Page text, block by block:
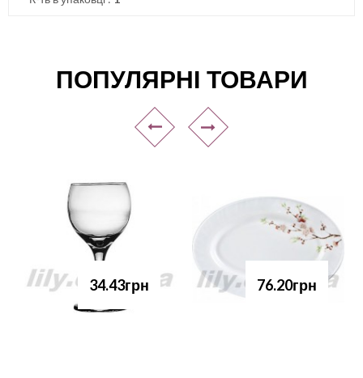
ПОПУЛЯРНІ ТОВАРИ
34.43грн 76.20грн